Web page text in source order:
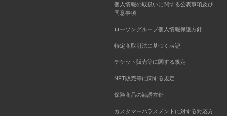
個人情報の取扱いに関する公表事項及び
同意事項
ローソングループ個人情報保護方針
特定商取引法に基づく表記
チケット販売等に関する規定
NFT販売等に関する規定
保険商品の勧誘方針
カスタマーハラスメントに対する対応方